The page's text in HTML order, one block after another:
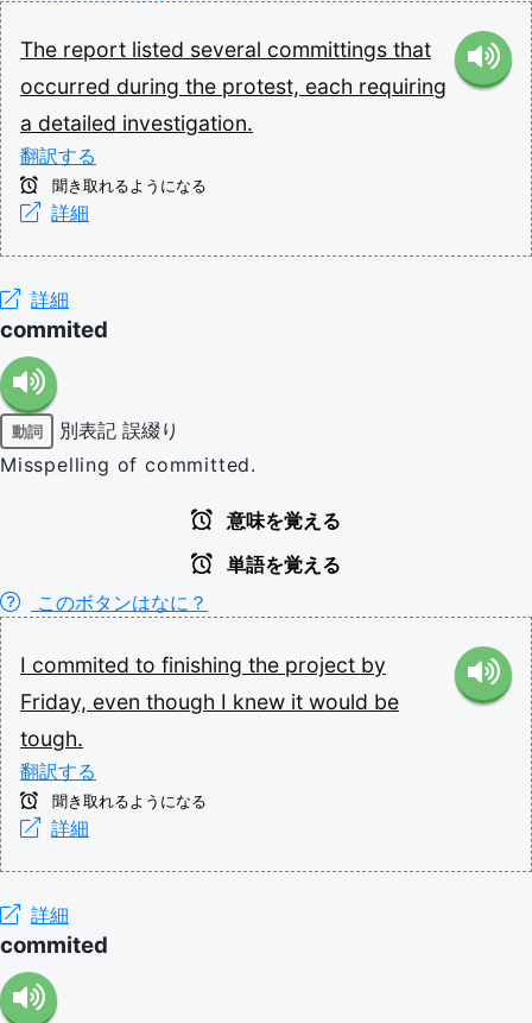
The report listed several committings that
occurred during the protest, each requiring
a detailed investigation.
翻訳する
聞き取れるようになる
詳細
詳細
commited
動詞 別表記 誤綴り
Misspelling of committed.
意味を覚える
単語を覚える
このボタンはなに？
I commited to finishing the project by
Friday, even though I knew it would be
tough.
翻訳する
聞き取れるようになる
詳細
詳細
commited